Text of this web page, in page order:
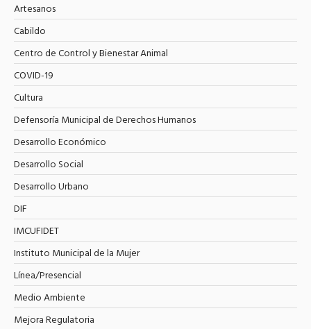
Artesanos
Cabildo
Centro de Control y Bienestar Animal
COVID-19
Cultura
Defensoría Municipal de Derechos Humanos
Desarrollo Económico
Desarrollo Social
Desarrollo Urbano
DIF
IMCUFIDET
Instituto Municipal de la Mujer
Línea/Presencial
Medio Ambiente
Mejora Regulatoria